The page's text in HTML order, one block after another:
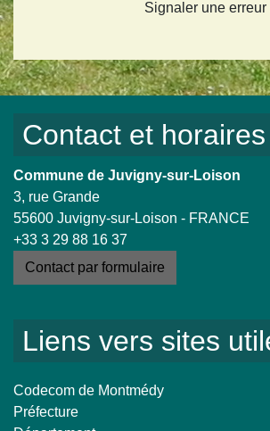
Signaler une
Contact et horaires
Commune de Juvigny-sur-Loison
3, rue Grande
55600 Juvigny-sur-Loison - FRANCE
+33 3 29 88 16 37
Contact par formulaire
Liens vers sites
Codecom de Montmédy
Préfecture